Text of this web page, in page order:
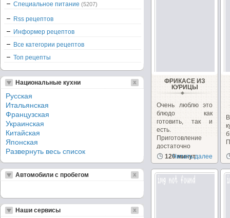
ФРИКАСЕ ИЗ
КУРИЦЫ
Очень люблю это
блюдо как
готовить, так и
есть.
Приготовление
достаточно
простое,...
120 минут
Читать далее
Специальное питание (5207)
Rss рецептов
Информер рецептов
Все категории рецептов
Топ рецепты
Национальные кухни
Русская
Итальянская
Французская
Украинская
Китайская
Японская
Развернуть весь список
Автомобили с пробегом
Наши сервисы